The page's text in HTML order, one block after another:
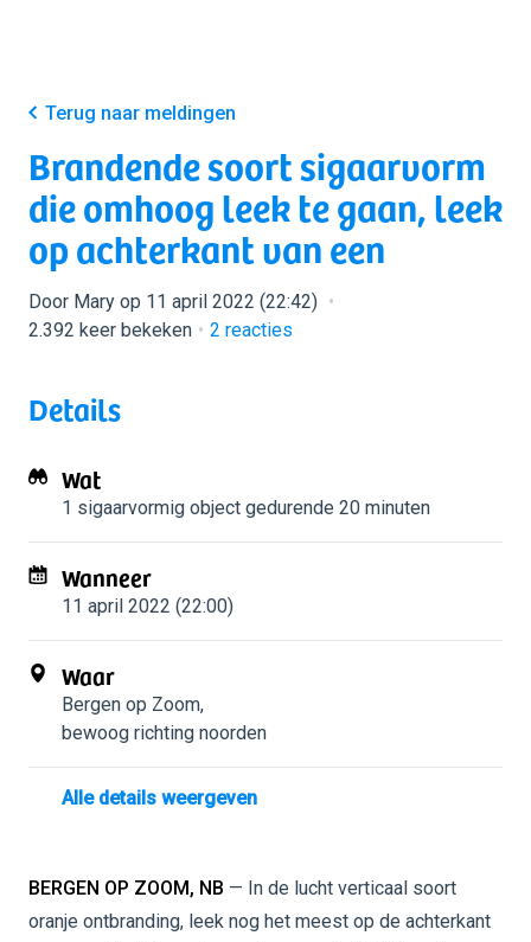
Terug naar meldingen
Brandende soort sigaarvorm
die omhoog leek te gaan, leek
op achterkant van een
Door Mary op 11 april 2022 (22:42)
2.392 keer bekeken
2 reacties
Details
Wat
1 sigaarvormig object gedurende 20 minuten
Wanneer
11 april 2022 (22:00)
Waar
Bergen op Zoom,
bewoog richting noorden
Alle details weergeven
BERGEN OP ZOOM, NB — In de lucht verticaal soort
oranje ontbranding, leek nog het meest op de achterkant